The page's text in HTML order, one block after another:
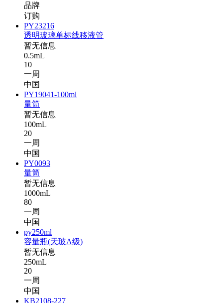
品牌
订购
PY23216
透明玻璃单标线移液管
暂无信息
0.5mL
10
一周
中国
PY19041-100ml
量筒
暂无信息
100mL
20
一周
中国
PY0093
量筒
暂无信息
1000mL
80
一周
中国
py250ml
容量瓶(天玻A级)
暂无信息
250mL
20
一周
中国
KB2108-227